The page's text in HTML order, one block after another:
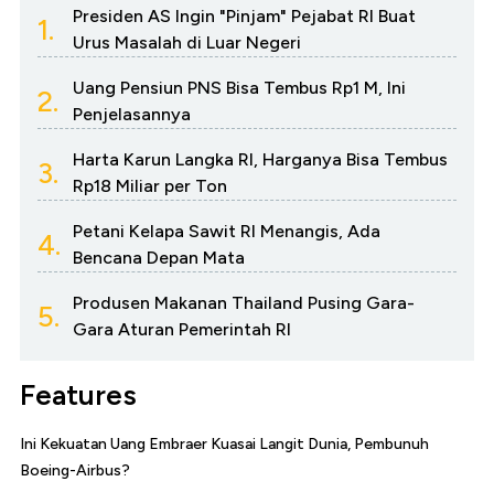
1.
Presiden AS Ingin "Pinjam" Pejabat RI Buat
Urus Masalah di Luar Negeri
2.
Uang Pensiun PNS Bisa Tembus Rp1 M, Ini
Penjelasannya
3.
Harta Karun Langka RI, Harganya Bisa Tembus
Rp18 Miliar per Ton
4.
Petani Kelapa Sawit RI Menangis, Ada
Bencana Depan Mata
5.
Produsen Makanan Thailand Pusing Gara-
Gara Aturan Pemerintah RI
Features
Ini Kekuatan Uang Embraer Kuasai Langit Dunia, Pembunuh
Boeing-Airbus?